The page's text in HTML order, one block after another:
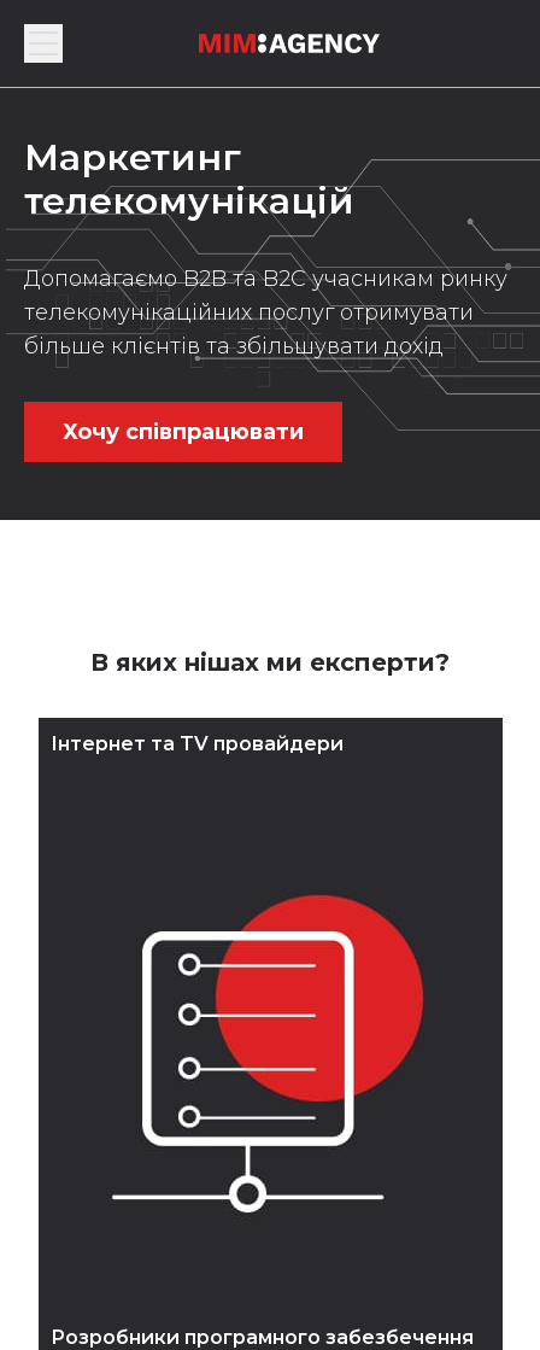
Маркетинг
телекомунікацій
Допомагаємо B2B та B2C учасникам ринку
телекомунікаційних послуг отримувати
більше клієнтів та збільшувати дохід
Хочу співпрацювати
В яких нішах ми експерти?
Інтернет та TV провайдери
Розробники програмного забезбечення